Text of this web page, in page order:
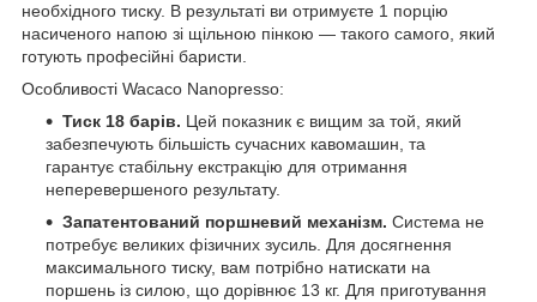
необхідного тиску. В результаті ви отримуєте 1 порцію
насиченого напою зі щільною пінкою — такого самого, який
готують професійні баристи.
Особливості Wacaco Nanopresso:
Тиск 18 барів. Цей показник є вищим за той, який
забезпечують більшість сучасних кавомашин, та
гарантує стабільну екстракцію для отримання
неперевершеного результату.
Запатентований поршневий механізм. Система не
потребує великих фізичних зусиль. Для досягнення
максимального тиску, вам потрібно натискати на
поршень із силою, що дорівнює 13 кг. Для приготування